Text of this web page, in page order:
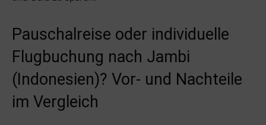
Pauschalreise oder individuelle
Flugbuchung nach Jambi
(Indonesien)? Vor- und Nachteile
im Vergleich